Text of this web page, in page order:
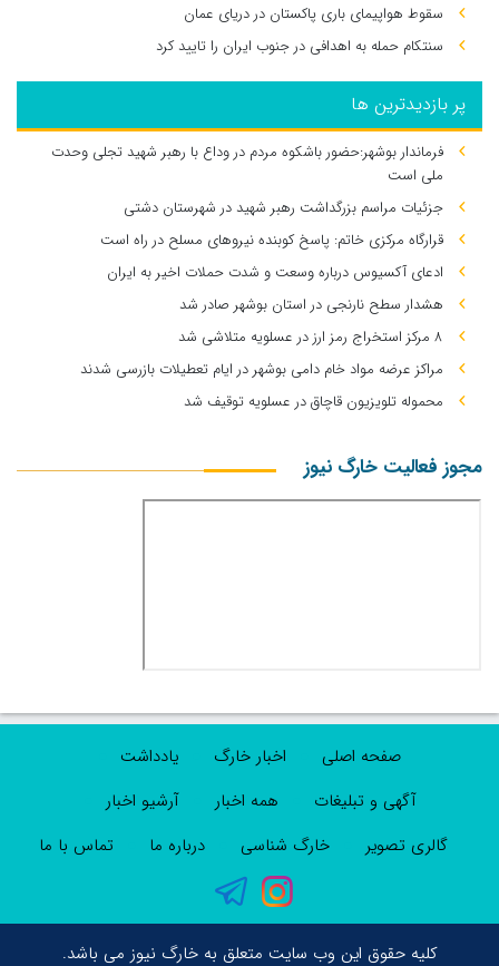
سقوط هواپیمای باری پاکستان در دریای عمان
سنتکام حمله به اهدافی در جنوب ایران را تایید کرد
پر بازدیدترین ها
فرماندار بوشهر:حضور باشکوه مردم در وداع با رهبر شهید تجلی وحدت
ملی است
جزئیات مراسم بزرگداشت رهبر شهید در شهرستان دشتی
قرارگاه مرکزی خاتم: پاسخ کوبنده نیروهای مسلح در راه است
ادعای آکسیوس درباره وسعت و شدت حملات اخیر به ایران
هشدار سطح نارنجی در استان بوشهر صادر شد
۸ مرکز استخراج رمز ارز در عسلویه متلاشی شد
مراکز عرضه مواد خام دامی بوشهر در ایام تعطیلات بازرسی شدند
محموله تلویزیون قاچاق در عسلویه توقیف شد
مجوز فعالیت خارگ نیوز
صفحه اصلی اخبار خارگ
یادداشت
آگهی و تبلیغات
همه اخبار
آرشیو اخبار
گالری تصویر
خارگ شناسی درباره ما تماس با ما
کلیه حقوق این وب سایت متعلق به خارگ نیوز می باشد.